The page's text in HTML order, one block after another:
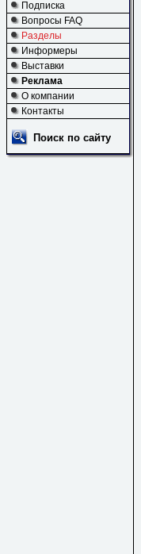
Подписка
Вопросы FAQ
Разделы
Информеры
Выставки
Реклама
О компании
Контакты
Поиск по сайту